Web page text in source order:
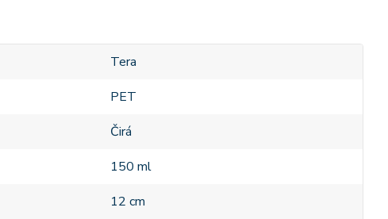
Tera
PET
Čirá
150 ml
12 cm